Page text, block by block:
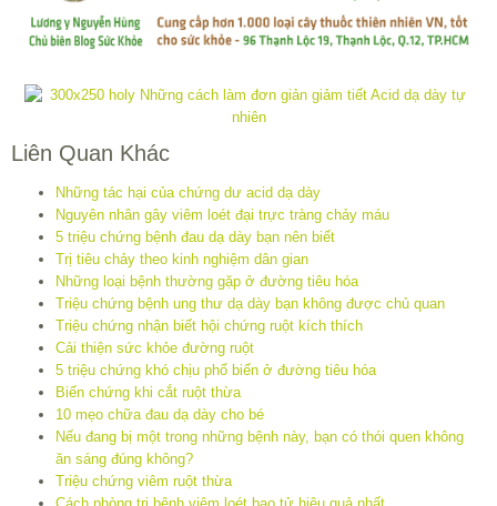
Liên Quan Khác
Những tác hại của chứng dư acid dạ dày
Nguyên nhân gây viêm loét đại trực tràng chảy máu
5 triệu chứng bệnh đau dạ dày bạn nên biết
Trị tiêu chảy theo kinh nghiệm dân gian
Những loại bệnh thường gặp ở đường tiêu hóa
Triệu chứng bệnh ung thư dạ dày bạn không được chủ quan
Triệu chứng nhận biết hội chứng ruột kích thích
Cải thiện sức khỏe đường ruột
5 triệu chứng khó chịu phổ biến ở đường tiêu hóa
Biến chứng khi cắt ruột thừa
10 mẹo chữa đau dạ dày cho bé
Nếu đang bị một trong những bệnh này, bạn có thói quen không
ăn sáng đúng không?
Triệu chứng viêm ruột thừa